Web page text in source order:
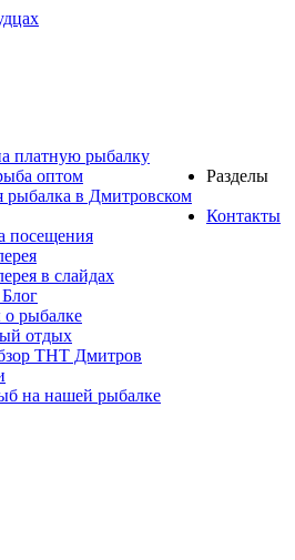
платную рыбалку
оптом
Разделы
рыбалка в Дмитровском
посещения
в слайдах
рыбалке
отдых
ТНТ Дмитров
на нашей рыбалке
Контакты